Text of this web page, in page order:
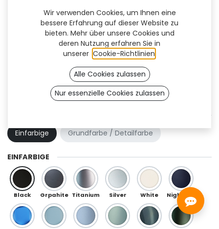
Quantum Flex (TT)
Einfarbige
Grundfarbe / Detailfarbe
EINFARBIGE
Black Grpahite Titanium Silver White
Wir verwenden Cookies, um Ihnen eine
bessere Erfahrung auf dieser Website zu
bieten. Mehr über unsere Cookies und
deren Nutzung erfahren Sie in
unserer Cookie-Richtlinien
Alle Cookies zulassen
Nur essenzielle Cookies zulassen